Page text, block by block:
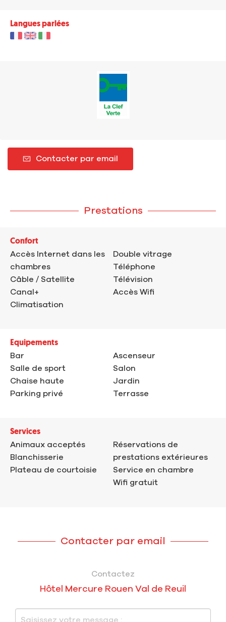
Langues parlées
Contacter par email
Prestations
Confort
Accès Internet dans les
chambres
Câble / Satellite
Canal+
Climatisation
Double vitrage
Téléphone
Télévision
Accès Wifi
Equipements
Bar
Salle de sport
Chaise haute
Parking privé
Ascenseur
Salon
Jardin
Terrasse
Services
Animaux acceptés
Blanchisserie
Plateau de courtoisie
Réservations de
prestations extérieures
Service en chambre
Wifi gratuit
Contacter par email
Contactez
Hôtel Mercure Rouen Val de Reuil